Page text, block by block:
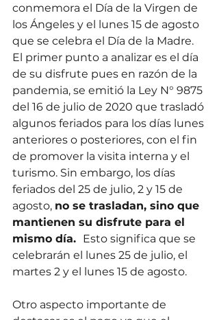
conmemora el Día de la Virgen de
los Ángeles y el lunes 15 de agosto
que se celebra el Día de la Madre.
El primer punto a analizar es el día
de su disfrute pues en razón de la
pandemia, se emitió la Ley N° 9875
del 16 de julio de 2020 que trasladó
algunos feriados para los días lunes
anteriores o posteriores, con el fin
de promover la visita interna y el
turismo. Sin embargo, los días
feriados del 25 de julio, 2 y 15 de
agosto, no se trasladan, sino que
mantienen su disfrute para el
mismo día. Esto significa que se
celebrarán el lunes 25 de julio, el
martes 2 y el lunes 15 de agosto.
Otro aspecto importante de